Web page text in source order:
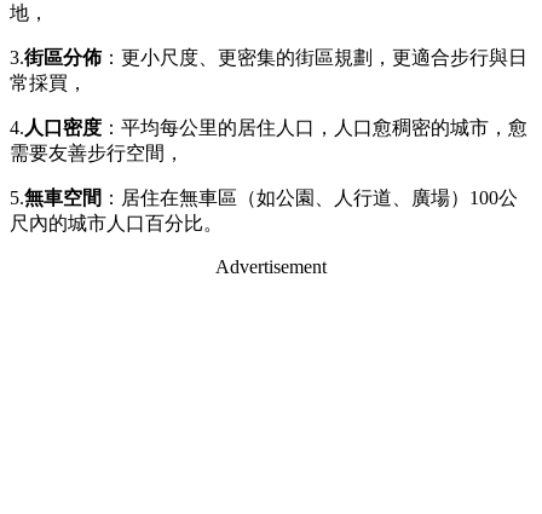
地，
3.街區分佈：更小尺度、更密集的街區規劃，更適合步行與日
常採買，
4. 人口密度 ：平均每公里的居住人口，人口愈稠密的城市，愈
需要友善步行空間，
5.無車空間 ：居住在無車區（如公園、人行道、廣場）100公
尺內的城市人口百分比。
Advertisement